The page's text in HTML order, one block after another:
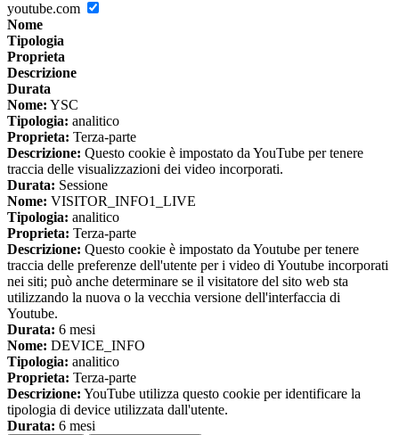
youtube.com
Nome
Tipologia
Proprieta
Descrizione
Durata
Nome: YSC
Tipologia: analitico
Proprieta: Terza-parte
Descrizione: Questo cookie è impostato da YouTube per tenere
traccia delle visualizzazioni dei video incorporati.
Durata: Sessione
Nome: VISITOR_INFO1_LIVE
Tipologia: analitico
Proprieta: Terza-parte
Descrizione: Questo cookie è impostato da Youtube per tenere
traccia delle preferenze dell'utente per i video di Youtube incorporati
nei siti; può anche determinare se il visitatore del sito web sta
utilizzando la nuova o la vecchia versione dell'interfaccia di
Youtube.
Durata: 6 mesi
Nome: DEVICE_INFO
Tipologia: analitico
Proprieta: Terza-parte
Descrizione: YouTube utilizza questo cookie per identificare la
tipologia di device utilizzata dall'utente.
Durata: 6 mesi